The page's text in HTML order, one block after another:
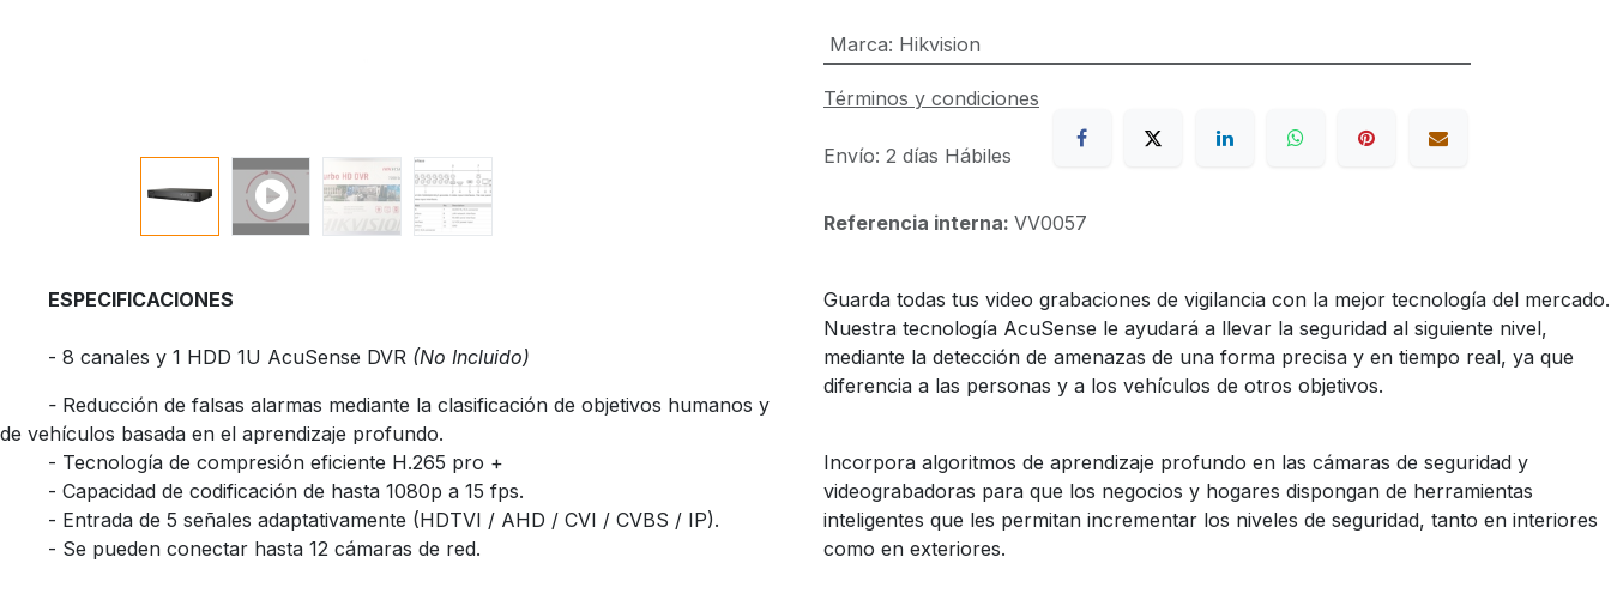
Marca: Hikvision
Términos y condiciones
Envío: 2 días Hábiles
Referencia interna: VV0057
​ESPECIFICACIONES
​- 8 canales y 1 HDD 1U AcuSense DVR (No Incluido)
​- Reducción de falsas alarmas mediante la clasificación de objetivos humanos y
de vehículos basada en el aprendizaje profundo.
​- Tecnología de compresión eficiente H.265 pro +
​- Capacidad de codificación de hasta 1080p a 15 fps.
​- Entrada de 5 señales adaptativamente (HDTVI / AHD / CVI / CVBS / IP).
​- Se pueden conectar hasta 12 cámaras de red.
Guarda todas tus video grabaciones de vigilancia con la mejor tecnología del mercado.
Nuestra tecnología AcuSense le ayudará a llevar la seguridad al siguiente nivel,
mediante la detección de amenazas de una forma precisa y en tiempo real, ya que
diferencia a las personas y a los vehículos de otros objetivos.
Incorpora algoritmos de aprendizaje profundo en las cámaras de seguridad y
videograbadoras para que los negocios y hogares dispongan de herramientas
inteligentes que les permitan incrementar los niveles de seguridad, tanto en interiores
como en exteriores.